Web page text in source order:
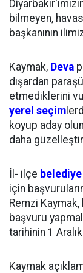
bilmeyen,
başkanının
Kaymak, Deva
dışardan
etmediklerini
yerel seçim
koyup aday
daha
İl- ilçe belediye
için
Remzi Kaymak,
başvuru
tarihinin 1
Kaymak